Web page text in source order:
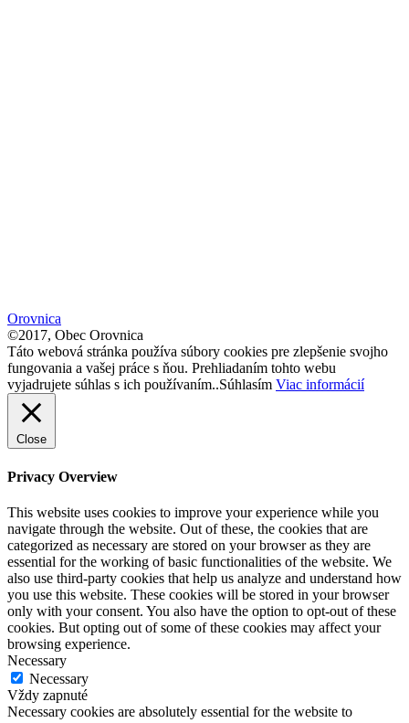
Orovnica
©2017, Obec Orovnica
Táto webová stránka používa súbory cookies pre zlepšenie svojho
fungovania a vašej práce s ňou. Prehliadaním tohto webu
vyjadrujete súhlas s ich používaním..Súhlasím Viac informácií
Close
Privacy Overview
This website uses cookies to improve your experience while you
navigate through the website. Out of these, the cookies that are
categorized as necessary are stored on your browser as they are
essential for the working of basic functionalities of the website. We
also use third-party cookies that help us analyze and understand how
you use this website. These cookies will be stored in your browser
only with your consent. You also have the option to opt-out of these
cookies. But opting out of some of these cookies may affect your
browsing experience.
Necessary
Necessary
Vždy zapnuté
Necessary cookies are absolutely essential for the website to